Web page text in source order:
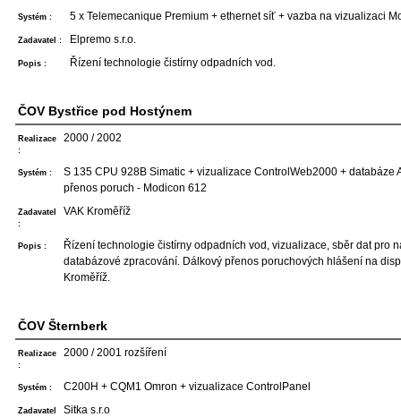
Systém : 5 x Telemecanique Premium + ethernet síť + vazba na vizualizaci
Zadavatel : Elpremo s.r.o.
Popis : Řízení technologie čistírny odpadních vod.
ČOV Bystřice pod Hostýnem
Realizace
:
2000 / 2002
Systém :
S 135 CPU 928B Simatic + vizualizace ControlWeb2000 + databáze
přenos poruch - Modicon 612
Zadavatel
:
VAK Kroměříž
Popis :
Řízení technologie čistírny odpadních vod, vizualizace, sběr dat pro
databázové zpracování. Dálkový přenos poruchových hlášení na
Kroměříž.
ČOV Šternberk
Realizace
:
2000 / 2001 rozšíření
Systém : C200H + CQM1 Omron + vizualizace ControlPanel
Zadavatel
Sitka s.r.o